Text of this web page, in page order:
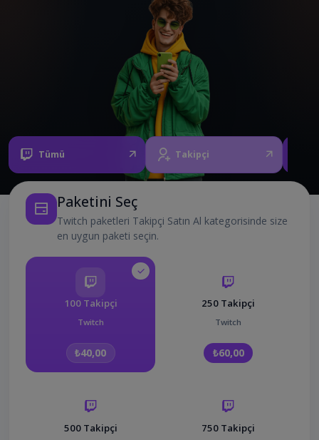
Tümü Takipçi
Paketini Seç
Twitch paketleri Takipçi Satın Al kategorisinde size
en uygun paketi seçin.
100 Takipçi
Twitch
₺40,00
250 Takipçi
Twitch
₺60,00
500 Takipçi 750 Takipçi